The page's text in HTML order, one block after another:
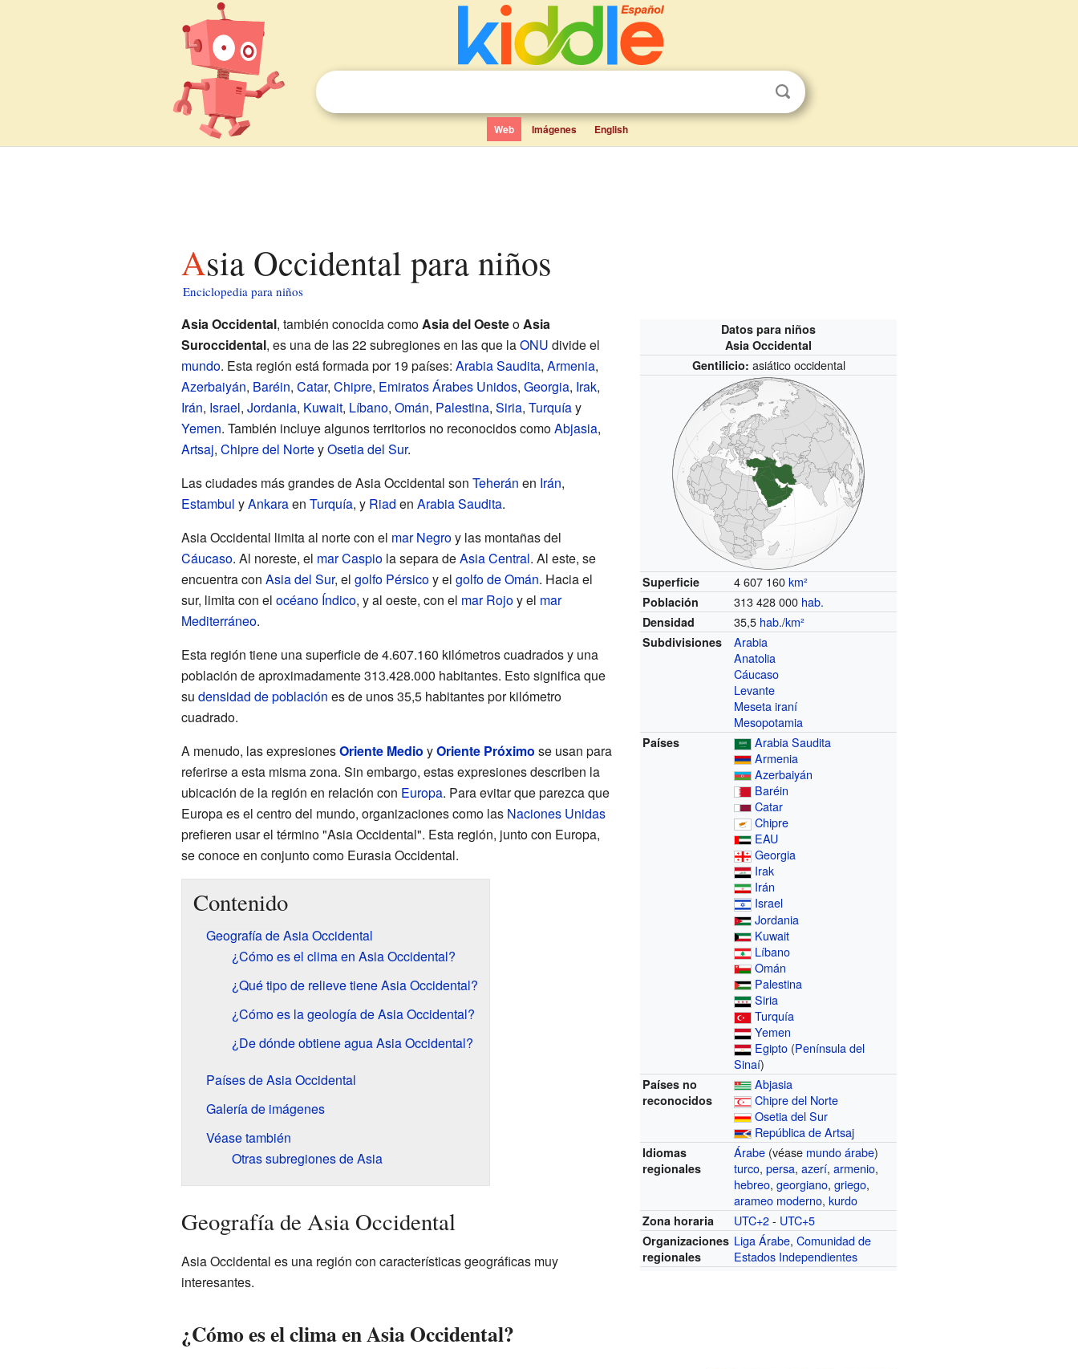
Web Imágenes English
Asia Occidental para niños
Enciclopedia para niños
Datos para niños
Asia Occidental
Gentilicio: asiático occidental
Superficie 4 607 160km²
Población 313 428 000 hab.
Densidad 35,5 hab./km²
Subdivisiones
Arabia
Anatolia
Cáucaso
Levante
Meseta iraní
Mesopotamia
Países
Arabia Saudita
Armenia
Azerbaiyán
Baréin
Catar
Chipre
EAU
Georgia
Irak
Irán
Israel
Jordania
Kuwait
Líbano
Omán
Palestina
Siria
Turquía
Yemen
Egipto (Península del
Sinaí)
Países no
reconocidos
Abjasia
Chipre del Norte
Osetia del Sur
República de Artsaj
Idiomas
regionales
Árabe (véase mundo árabe)
turco,persa,azerí,armenio,
hebreo,georgiano,griego,
arameo moderno,kurdo
Zona horaria UTC+2- UTC+5
Organizaciones
regionales
Liga Árabe,Comunidad de
Estados Independientes
Asia Occidental, también conocida comoAsia del OesteoAsia
Suroccidental, es una de las 22 subregiones en las que laONU divide el
mundo. Esta región está formada por 19 países: Arabia Saudita, Armenia,
Azerbaiyán, Baréin, Catar, Chipre, Emiratos Árabes Unidos, Georgia, Irak,
Irán, Israel, Jordania, Kuwait, Líbano, Omán, Palestina, Siria, Turquíay
Yemen. También incluye algunos territorios no reconocidos comoAbjasia,
Artsaj, Chipre del NorteyOsetia del Sur.
Las ciudades más grandes de Asia Occidental son Teherán en Irán,
Estambul yAnkaraen Turquía, y Riad en Arabia Saudita.
Asia Occidental limita al norte con el mar Negroy las montañas del
Cáucaso. Al noreste, el mar Caspiola separa deAsia Central. Al este, se
encuentra con Asia del Sur, el golfo Pérsicoy el golfo de Omán. Hacia el
sur, limita con el océano Índico, y al oeste, con el mar Rojoy el mar
Mediterráneo.
Esta región tiene una superficie de 4.607.160 kilómetros cuadrados y una
población de aproximadamente 313.428.000 habitantes. Esto significa que
su densidad de población es de unos 35,5 habitantes por kilómetro
cuadrado.
A menudo, las expresionesOriente Medio yOriente Próximo se usan para
referirse a esta misma zona. Sin embargo, estas expresiones describen la
ubicación de la región en relación con Europa. Para evitar que parezca que
Europa es el centro del mundo, organizaciones como las Naciones Unidas
prefieren usar el término "Asia Occidental". Esta región, junto con Europa,
se conoce en conjunto como Eurasia Occidental.
Contenido
Geografía de Asia Occidental
¿Cómo es el clima en Asia Occidental?
¿Qué tipo de relieve tiene Asia Occidental?
¿Cómo es la geología de Asia Occidental?
¿De dónde obtiene agua Asia Occidental?
Países de Asia Occidental
Galería de imágenes
Véase también
Otras subregiones de Asia
Geografía de Asia Occidental
Asia Occidental es una región con características geográficas muy
interesantes.
¿Cómo es el clima en Asia Occidental?